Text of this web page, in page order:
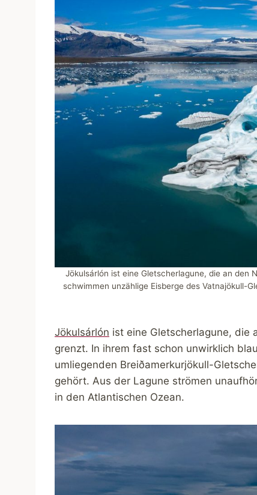
Jökulsárlón ist eine Gletscherlagune, die an den
schwimmen unzählige Eisberge des Vatnajökull-
Jökulsárlón ist eine Gletscherlagune, die
grenzt. In ihrem fast schon unwirklich
umliegenden Breiðamerkurjökull-
gehört. Aus der Lagune strömen
in den Atlantischen Ozean.